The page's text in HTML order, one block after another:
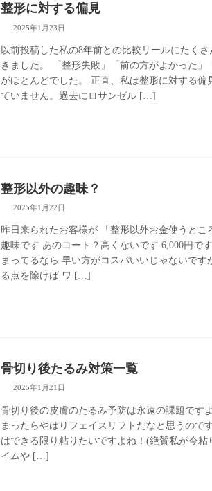
整形に対する偏見
2025年1月23日
以前投稿した私の8年前との比較リールにたく
きました。 「整形失敗」「前の方がよかった」
がほとんどでした。 正直、私は整形に対する偏
ていません。過去にロサンゼル […]
整形以外の趣味？
2025年1月22日
昨日来られたお客様が 「整形以外お金使うとこ
趣味です あのコート？高くないです 6,000円で
まってるなら 早い方がコスパいいじゃないです
る点を除けば ワ […]
骨切り後たるみ対策一覧
2025年1月21日
骨切り後の皮膚のたるみ予防は永遠の課題です
まったらやはりフェイスリフトだなと思うので
はできる限り粘りたいですよね！(絶賛私が今粘
イムや […]